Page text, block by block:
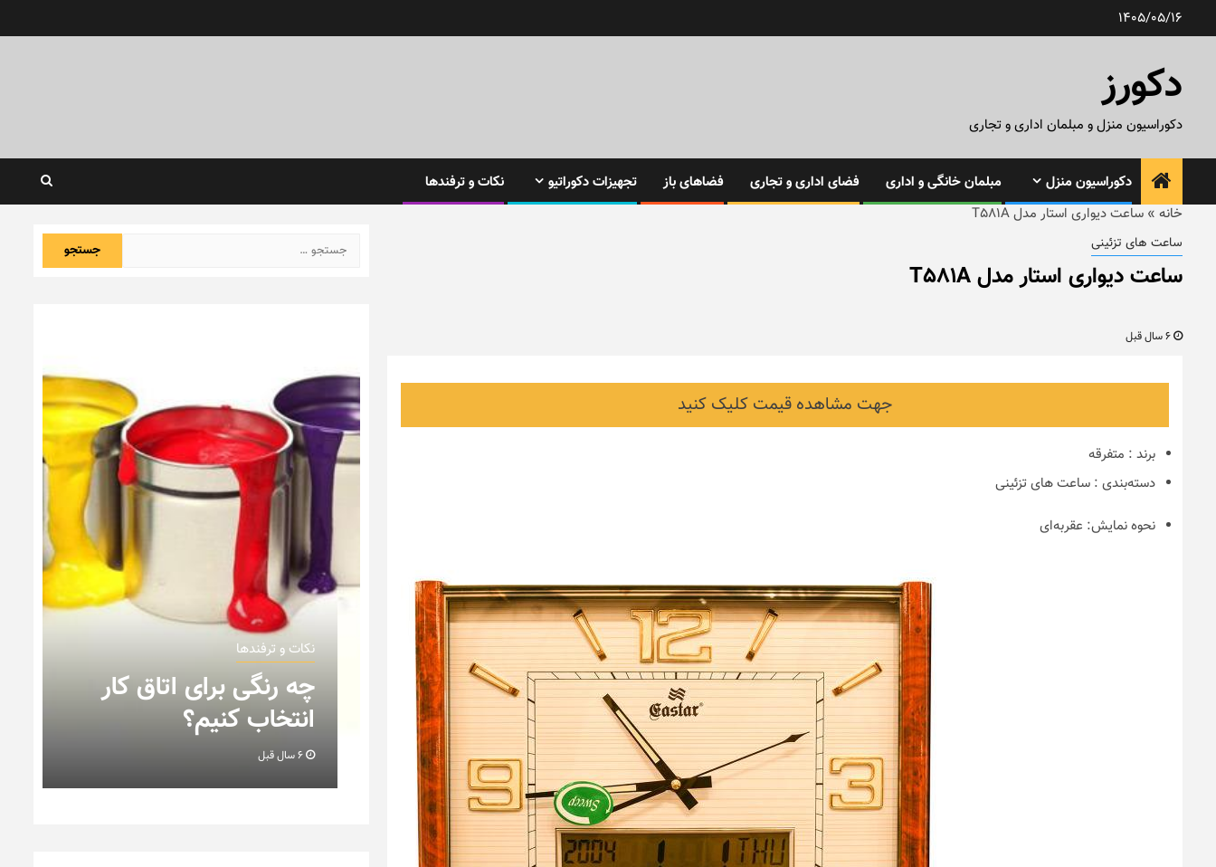
1405/05/16
دکورز
دکوراسیون منزل و مبلمان اداری و تجاری
دکوراسیون منزل مبلمان خانگی و اداری فضای اداری و تجاری فضاهای باز تجهیزات دکوراتیو
نکات و ترفندها
خانه » ساعت دیواری استار مدل T581A
ساعت های تزئینی
ساعت دیواری استار مدل T581A
جهت مشاهده قیمت کلیک کنید
برند : متفرقه
دسته‌بندی : ساعت های تزئینی
نحوه نمایش: عقربه‌ای
جستجو
برای:
نکات و ترفندها
دکوراسیون مدرن در خانه
های ایرانی
نکات و ترفندها
دکوراسیون داخلی و
چیدمان خانه (جدیدترین
ایده‌ها و عکس‌ها)
6 سال قبل
نکات و ترفندها
چه رنگی برای اتاق کار
انتخاب کنیم؟